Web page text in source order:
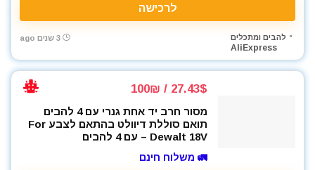
לרכישה
להבים ומתכלים
AliExpress
3 שנים ago
27.43$ / 100₪
מסור חרב יד אחת גנרי עם 4 להבים
תואם סוללת דיוולט בהתאם לצבע For
Dewalt 18V – עם 4 להבים
🚛 משלוח חינם